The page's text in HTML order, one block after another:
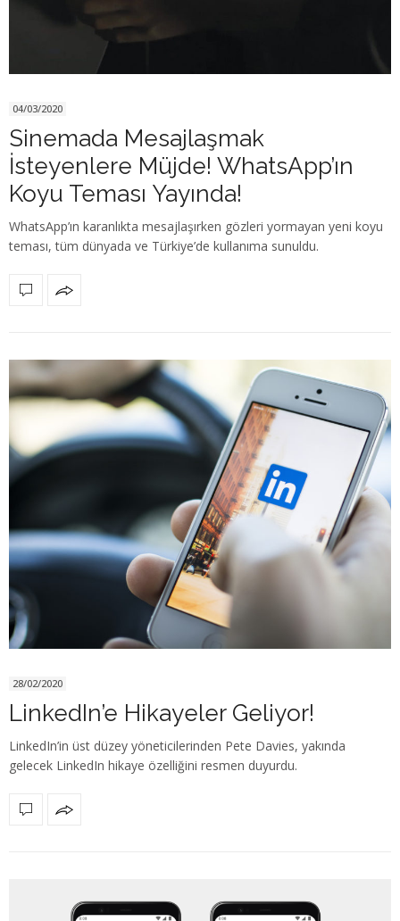
04/03/2020
Sinemada Mesajlaşmak
İsteyenlere Müjde! WhatsApp’ın
Koyu Teması Yayında!
WhatsApp’ın karanlıkta mesajlaşırken gözleri yormayan yeni koyu
teması, tüm dünyada ve Türkiye’de kullanıma sunuldu.
28/02/2020
LinkedIn’e Hikayeler Geliyor!
LinkedIn’in üst düzey yöneticilerinden Pete Davies, yakında
gelecek LinkedIn hikaye özelliğini resmen duyurdu.